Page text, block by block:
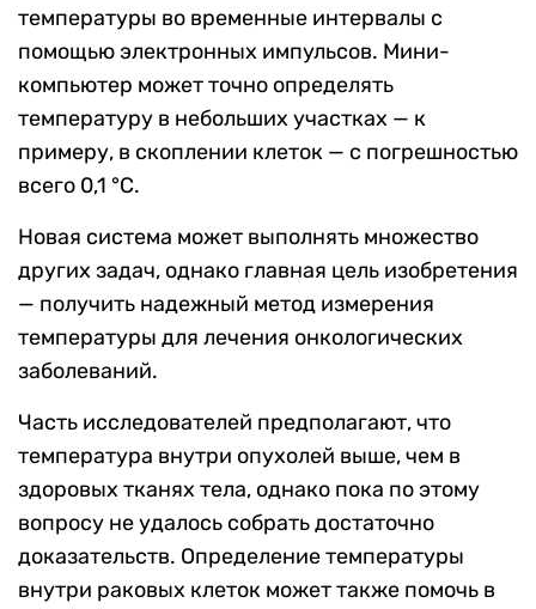
температуры во временные интервалы с
помощью электронных импульсов. Мини-
компьютер может точно определять
температуру в небольших участках — к
примеру, в скоплении клеток — с погрешностью
всего 0,1 °C.
Новая система может выполнять множество
других задач, однако главная цель изобретения
— получить надежный метод измерения
температуры для лечения онкологических
заболеваний.
Часть исследователей предполагают, что
температура внутри опухолей выше, чем в
здоровых тканях тела, однако пока по этому
вопросу не удалось собрать достаточно
доказательств. Определение температуры
внутри раковых клеток может также помочь в